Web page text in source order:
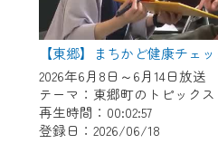
【東郷】まちかど健康チェ
2026年6月8日～6月14日放送
テーマ：東郷町のトピックス
再生時間：00:02:57
登録日：2026/06/18
＜メンテナンス情報＞
CCNetWebTVのリニュ
ンテナンス作業を予定
日時 9/24 9:30～16:30